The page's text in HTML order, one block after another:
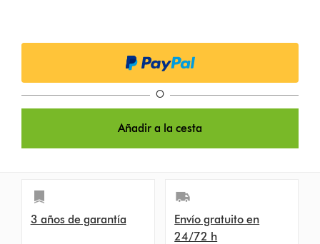
O
Añadir a la cesta
3 años de garantía
Envío gratuito en
24/72 h